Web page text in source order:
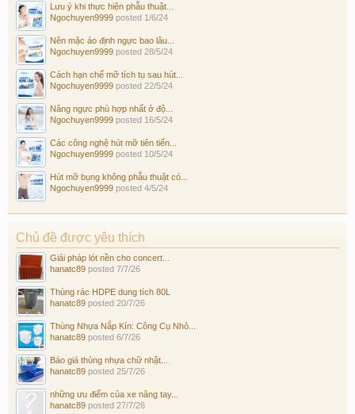
Lưu ý khi thực hiện phẫu thuật...
Ngochuyen9999 posted 1/6/24
Nên mặc áo định ngực bao lâu...
Ngochuyen9999 posted 28/5/24
Cách hạn chế mỡ tích tụ sau hút...
Ngochuyen9999 posted 22/5/24
Nâng ngực phù hợp nhất ở độ...
Ngochuyen9999 posted 16/5/24
Các công nghệ hút mỡ tiên tiến...
Ngochuyen9999 posted 10/5/24
Hút mỡ bụng không phẫu thuật có...
Ngochuyen9999 posted 4/5/24
Chủ đề được yêu thích
Giải pháp lót nền cho concert...
hanatc89 posted 7/7/26
Thùng rác HDPE dung tích 80L
hanatc89 posted 20/7/26
Thùng Nhựa Nắp Kín: Công Cụ Nhỏ...
hanatc89 posted 6/7/26
Báo giá thùng nhựa chữ nhật...
hanatc89 posted 25/7/26
những ưu điểm của xe nâng tay...
hanatc89 posted 27/7/26